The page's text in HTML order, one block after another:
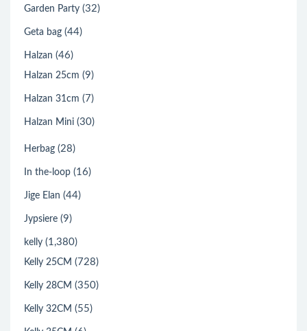
Garden Party (32)
Geta bag (44)
Halzan (46)
Halzan 25cm (9)
Halzan 31cm (7)
Halzan Mini (30)
Herbag (28)
In the-loop (16)
Jige Elan (44)
Jypsiere (9)
kelly (1,380)
Kelly 25CM (728)
Kelly 28CM (350)
Kelly 32CM (55)